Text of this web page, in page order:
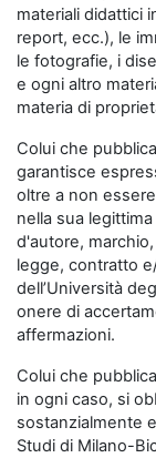
materiali didattici
report, ecc.), le
le fotografie, i
e ogni altro
materia di
Colui che
garantisce
oltre a non
nella sua
d'autore,
legge, contratto
dell’Università
onere di
affermazioni.
Colui che
in ogni caso, si
sostanzialmente
Studi di Milano-